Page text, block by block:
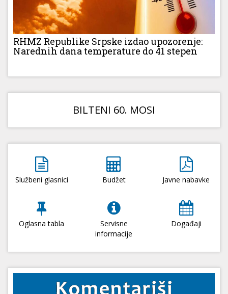
RHMZ Republike Srpske izdao upozorenje:
Narednih dana temperature do 41 stepen
BILTENI 60. MOSI
Službeni glasnici Budžet Javne nabavke
Oglasna tabla
Servisne
informacije
Događaji